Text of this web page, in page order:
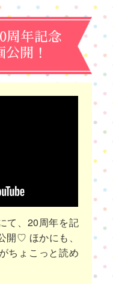
周年記念
開！
て、20周年を記
開♡ ほかにも、
ちょこっと読め